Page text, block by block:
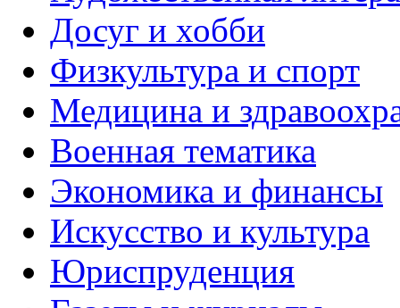
Досуг и хобби
Физкультура и спорт
Медицина и
Военная тематика
Экономика и финансы
Искусство и культура
Юриспруденция